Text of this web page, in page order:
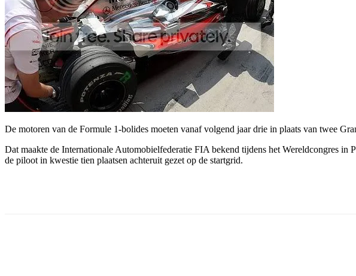
De motoren van de Formule 1-bolides moeten vanaf volgend jaar drie in plaats van twee
Dat maakte de Internationale Automobielfederatie FIA bekend tijdens het Wereldcongres
de piloot in kwestie tien plaatsen achteruit gezet op de startgrid.